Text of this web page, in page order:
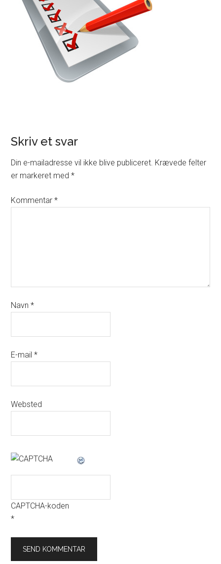
Skriv et svar
Din e-mailadresse vil ikke blive publiceret. Krævede felter
er markeret med*
Kommentar*
Navn*
E-mail*
Websted
CAPTCHA-koden
*